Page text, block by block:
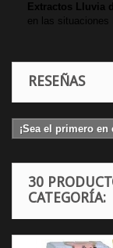
Extractos Lluvia
en las situaciones
RESEÑAS
¡Sea el primero
30
CATEGORÍA: